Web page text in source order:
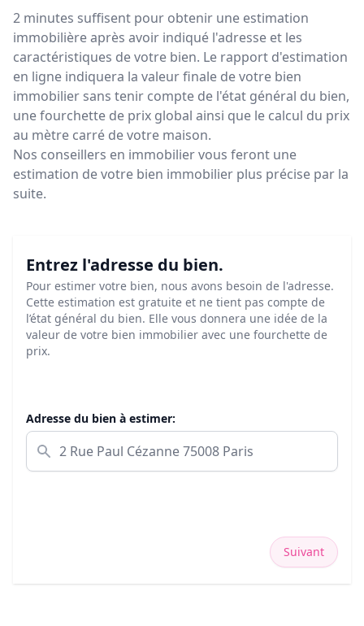
2 minutes suffisent pour obtenir une estimation
immobilière après avoir indiqué l'adresse et les
caractéristiques de votre bien. Le rapport d'estimation
en ligne indiquera la valeur finale de votre bien
immobilier sans tenir compte de l'état général du bien,
une fourchette de prix global ainsi que le calcul du prix
au mètre carré de votre maison.
Nos conseillers en immobilier vous feront une
estimation de votre bien immobilier plus précise par la
suite.
Entrez l'adresse du bien.
Pour estimer votre bien, nous avons besoin de l'adresse.
Cette estimation est gratuite et ne tient pas compte de
l’état général du bien. Elle vous donnera une idée de la
valeur de votre bien immobilier avec une fourchette de
prix.
Adresse du bien à estimer:
Suivant